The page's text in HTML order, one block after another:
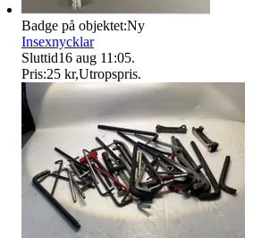
Badge på objektet:Ny
Insexnycklar
Sluttid16 aug 11:05.
Pris:25 kr,Utropspris.